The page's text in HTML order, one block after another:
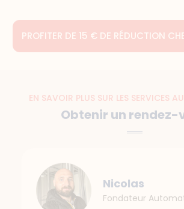
PROFITER DE 15 € DE RÉDUCTION
EN SAVOIR PLUS SUR LES SERVICES
Obtenir un rendez-
Nicolas
Fondateur